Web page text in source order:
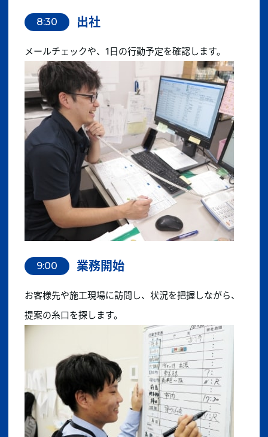
8:30 出社
メールチェックや、1日の行動予定を確認します。
9:00 業務開始
お客様先や施工現場に訪問し、状況を把握しながら、
提案の糸口を探します。